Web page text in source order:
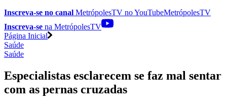
Inscreva-se no canal MetrópolesTV noYouTubeMetrópolesTV
Inscreva-se na MetrópolesTV
Página Inicial
Saúde
Saúde
Especialistas esclarecem se faz mal sentar
com as pernas cruzadas